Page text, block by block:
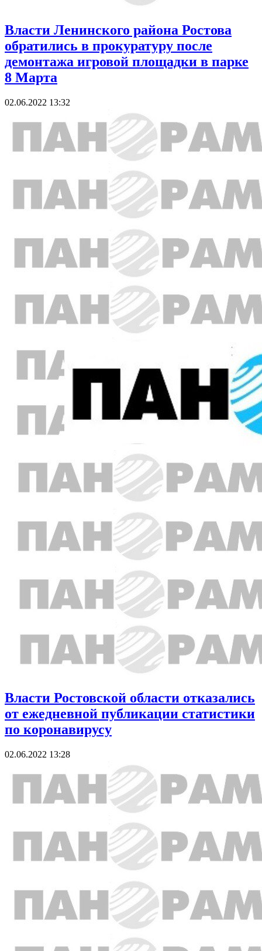
Власти Ленинского района Ростова
обратились в прокуратуру после
демонтажа игровой площадки в парке
8 Марта
02.06.2022 13:32
Власти Ростовской области отказались
от ежедневной публикации статистики
по коронавирусу
02.06.2022 13:28